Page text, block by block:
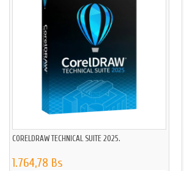
CORELDRAW TECHNICAL SUITE 2025.
1.764,78 Bs